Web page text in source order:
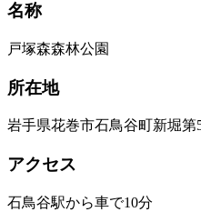
名称
戸塚森森林公園
所在地
岩手県花巻市石鳥谷町新堀第
アクセス
石鳥谷駅から車で10分